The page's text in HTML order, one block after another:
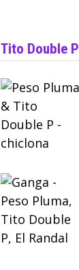
Tito Double P